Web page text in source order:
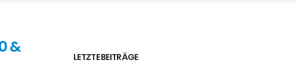
LETZTE BEITRÄGE
&